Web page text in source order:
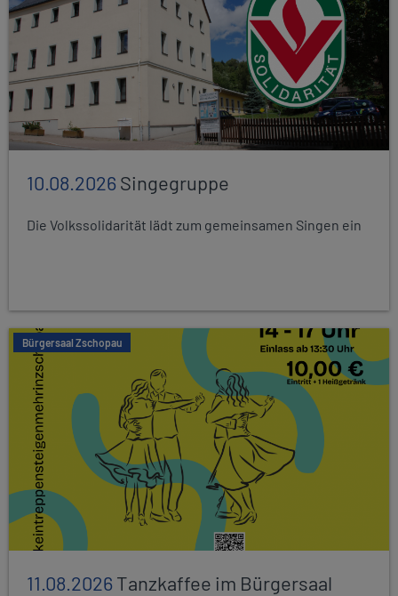
10.08.2026Singegruppe
Die Volkssolidarität lädt zum gemeinsamen Singen ein
Bürgersaal Zschopau
11.08.2026Tanzkaffee im Bürgersaal